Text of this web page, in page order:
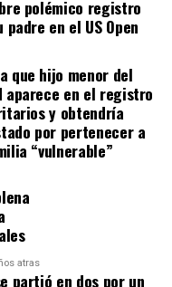
como invitada en
aún no tiene
Unidos, donde
que esperan
reunir el dinero y,
circulando por
de Tomás Ross.
polémico registro
en el US Open
que hijo menor del
aparece en el registro
y obtendría
por pertenecer a
“vulnerable”
atras
partió en dos por un